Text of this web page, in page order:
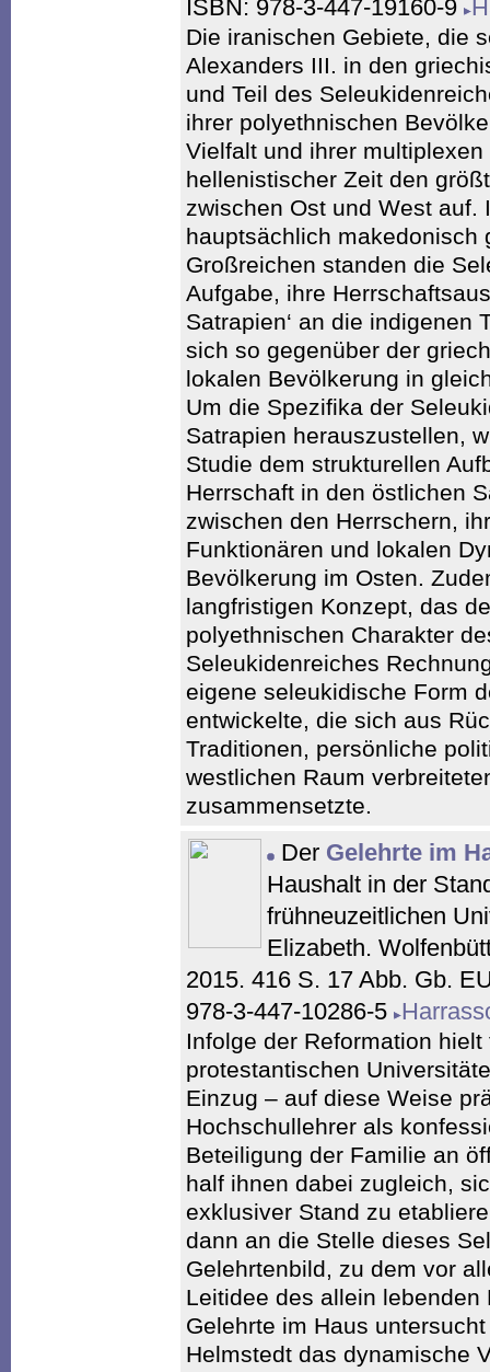
ISBN: 978-3-447-19160-9
Die iranischen Gebiete, die
Alexanders III. in den
und Teil des
ihrer polyethnischen
Vielfalt und ihrer
hellenistischer Zeit den
zwischen Ost und West auf.
hauptsächlich makedonisch
Großreichen standen die
Aufgabe, ihre
Satrapien‘ an die indigenen
sich so gegenüber der
lokalen Bevölkerung in
Um die Spezifika der
Satrapien herauszustellen,
Studie dem strukturellen
Herrschaft in den östlichen
zwischen den Herrschern,
Funktionären und lokalen
Bevölkerung im Osten.
langfristigen Konzept, das
polyethnischen Charakter
Seleukidenreiches
eigene seleukidische Form
entwickelte, die sich aus
Traditionen, persönliche
westlichen Raum
zusammensetzte.
Der Gelehrte im
Haushalt in der
frühneuzeitlichen
Elizabeth.
2015. 416 S. 17 Abb. Gb.
978-3-447-10286-5
Infolge der Reformation
protestantischen
Einzug – auf diese Weise
Hochschullehrer als
Beteiligung der Familie an
half ihnen dabei zugleich,
exklusiver Stand zu
dann an die Stelle dieses
Gelehrtenbild, zu dem vor
Leitidee des allein lebenden
Gelehrte im Haus
Helmstedt das dynamische